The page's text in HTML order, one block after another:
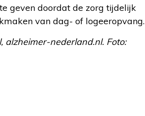
geven doordat de zorg tijdelijk
van dag- of logeeropvang.
alzheimer-nederland.nl. Foto: